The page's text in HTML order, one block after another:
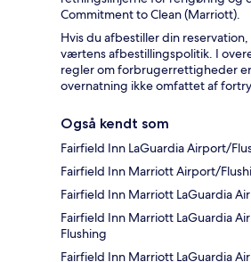
Commitment to Clean (Marriott).
Hvis du afbestiller din
værtens afbestillingspolitik. I
regler om forbrugerrettigheder
overnatning ikke omfattet af
Også kendt som
Fairfield Inn LaGuardia Airport/
Fairfield Inn Marriott Airport/
Fairfield Inn Marriott LaGuardia
Fairfield Inn Marriott LaGuardia
Flushing
Fairfield Inn Marriott LaGuardia